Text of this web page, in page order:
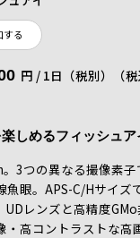
る
円 / 1日（税別） （
しめるフィッシュ
3つの異なる撮像素
魚眼。APS-C/Hサイ
UDレンズと高精度
・高コントラストな